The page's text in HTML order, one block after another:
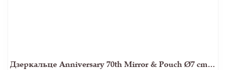
Дзеркальце Anniversary 70th Mirror & Pouch Ø7 cm (Royal Bloom)